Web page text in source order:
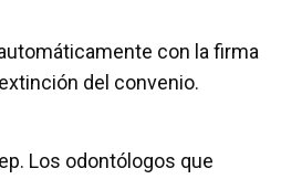
con la firma
del convenio.
Los odontólogos que